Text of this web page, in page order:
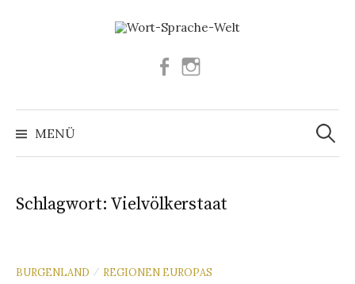
Facebook
MENÜ
Suchen
nach:
Schlagwort: Vielvölkerstaat
BURGENLAND / REGIONEN EUROPAS